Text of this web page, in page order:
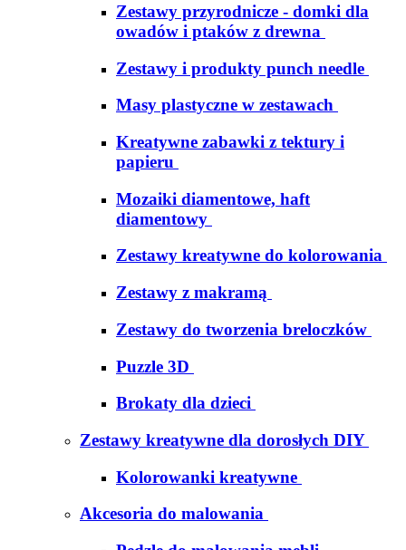
Zestawy przyrodnicze - domki dla
owadów i ptaków z drewna
Zestawy i produkty punch needle
Masy plastyczne w zestawach
Kreatywne zabawki z tektury i
papieru
Mozaiki diamentowe, haft
diamentowy
Zestawy kreatywne do kolorowania
Zestawy z makramą
Zestawy do tworzenia breloczków
Puzzle 3D
Brokaty dla dzieci
Zestawy kreatywne dla dorosłych DIY
Kolorowanki kreatywne
Akcesoria do malowania